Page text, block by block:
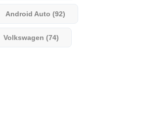
Android Auto (92)
Volkswagen (74)